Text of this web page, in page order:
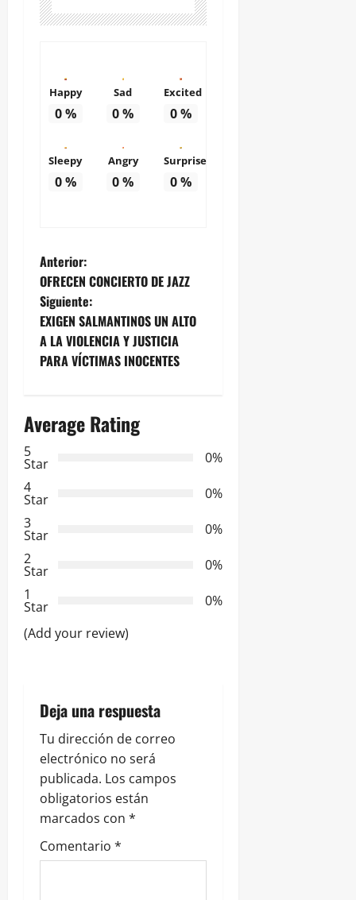
Happy
0%
Sad
0%
Excited
0%
Sleepy
0%
Angry
0%
Surprise
0%
N
a
v
e
a
c
i
ó
n
d
e
n
t
r
a
d
a
Anterior:
OFRECEN CONCIERTO DE JAZZ
Siguiente:
EXIGEN SALMANTINOS UN ALTO
A LA VIOLENCIA Y JUSTICIA
PARA VÍCTIMAS INOCENTES
Average Rating
5
Star
0%
4
Star
0%
3
Star
0%
2
Star
0%
1
Star
0%
(Add your review)
Deja una respuesta
Tu dirección de correo
electrónico no será
publicada. Los campos
obligatorios están
marcados con *
Comentario *